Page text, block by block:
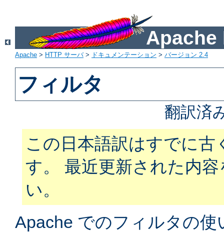
Apache
Apache > HTTP サーバ> ドキュメンテーション > バージョン 2.4
フィルタ
翻訳済
この日本語訳はすでに
す。 最近更新された内
い。
Apache でのフィルタの